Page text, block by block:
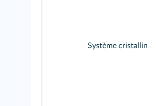
Système cristallin